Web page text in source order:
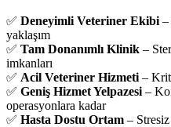
✅ Deneyimli Veteriner Ekibi –
yaklaşım
✅ Tam Donanımlı Klinik –
imkanları
✅ Acil Veteriner Hizmeti –
✅ Geniş Hizmet Yelpazesi –
operasyonlara kadar
✅ Hasta Dostu Ortam –